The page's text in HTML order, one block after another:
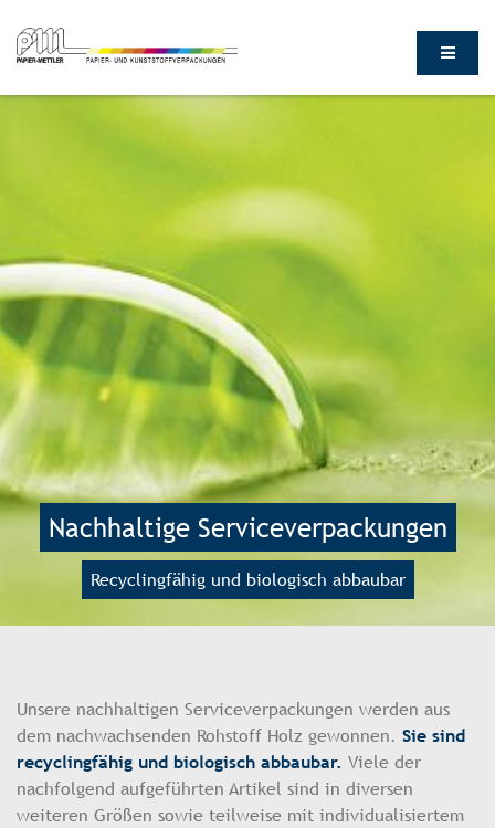
Nachhaltige Serviceverpackungen
Recyclingfähig und biologisch abbaubar
Unsere nachhaltigen Serviceverpackungen werden aus
dem nachwachsenden Rohstoff Holz gewonnen. Sie sind
recyclingfähig und biologisch abbaubar. Viele der
nachfolgend aufgeführten Artikel sind in diversen
weiteren Größen sowie teilweise mit individualisiertem